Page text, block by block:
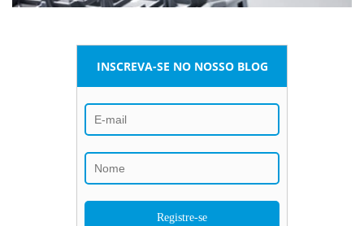
INSCREVA-SE NO NOSSO BLOG